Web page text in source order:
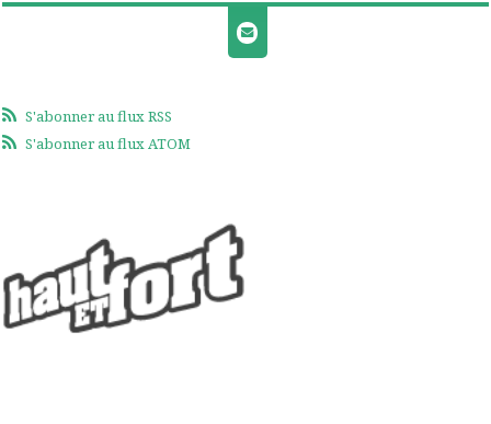
S'abonner au flux RSS
S'abonner au flux ATOM